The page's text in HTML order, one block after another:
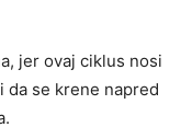
jer ovaj ciklus nosi
se krene napred